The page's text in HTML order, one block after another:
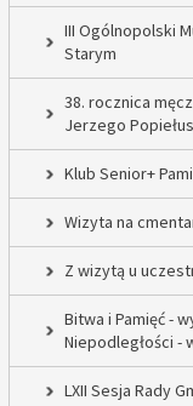
III Ogólnopolski
Starym
38. rocznica
Jerzego
Klub Senior+
Wizyta na
Z wizytą u
Bitwa i Pamięć -
Niepodległości -
LXII Sesja Rady